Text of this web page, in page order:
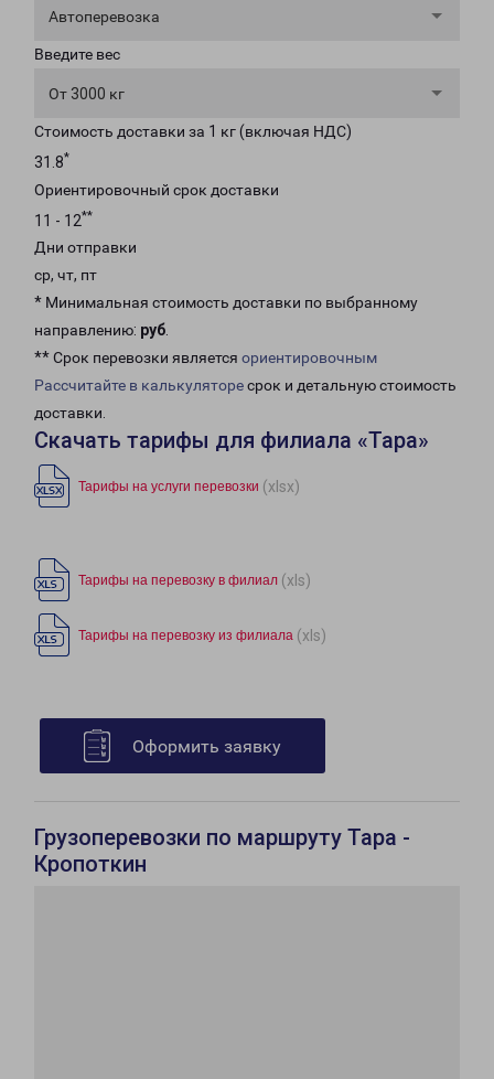
Автоперевозка
Введите вес
От 3000 кг
Стоимость доставки за 1 кг (включая НДС)
31.8*
Ориентировочный срок доставки
11 - 12**
Дни отправки
ср, чт, пт
* Минимальная стоимость доставки по выбранному
направлению: руб.
** Срок перевозки является ориентировочным
Рассчитайте в калькуляторесрок и детальную стоимость
доставки.
Скачать тарифы для филиала «Тара»
Тарифы на услуги перевозки (xlsx)
Тарифы на перевозку в филиал (xls)
Тарифы на перевозку из филиала (xls)
Оформить заявку
Грузоперевозки по маршруту Тара -
Кропоткин